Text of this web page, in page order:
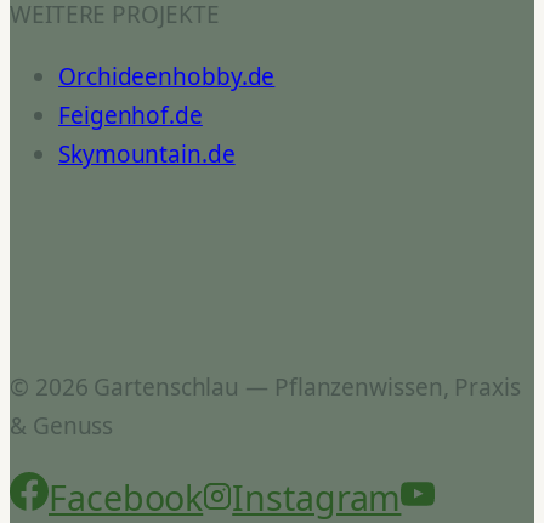
WEITERE PROJEKTE
Orchideenhobby.de
Feigenhof.de
Skymountain.de
© 2026 Gartenschlau — Pflanzenwissen, Praxis
& Genuss
Facebook
Instagram